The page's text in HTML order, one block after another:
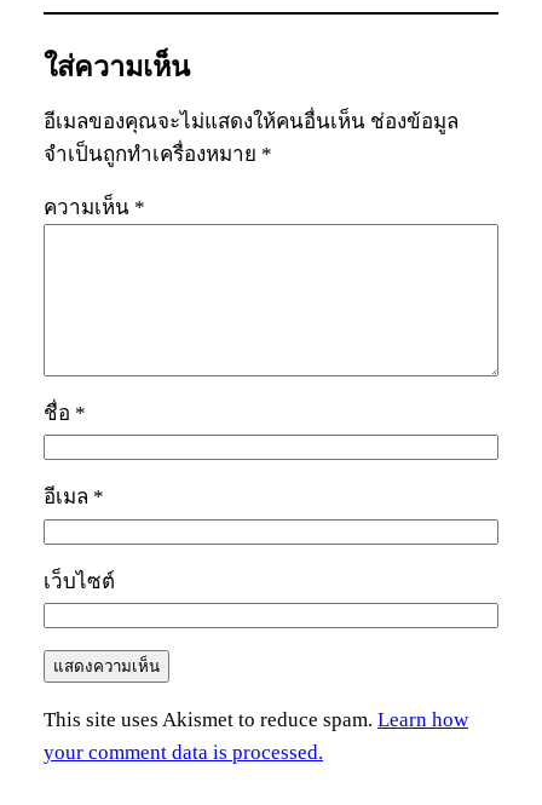
ใส่ความเห็น
อีเมลของคุณจะไม่แสดงให้คนอื่นเห็น ช่องข้อมูล
จำเป็นถูกทำเครื่องหมาย *
ความเห็น *
ชื่อ *
อีเมล *
เว็บไซต์
This site uses Akismet to reduce spam. Learn how
your comment data is processed.